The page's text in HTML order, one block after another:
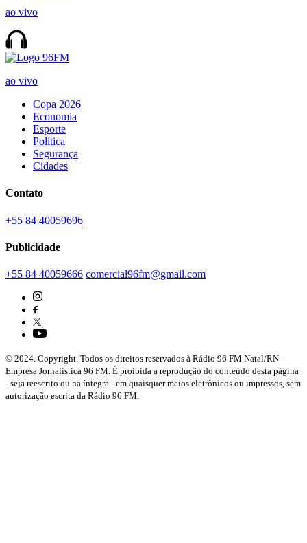
ao vivo
ao vivo
Copa 2026
Economia
Esporte
Política
Segurança
Cidades
Contato
+55 84 40059696
Publicidade
+55 84 40059666 comercial96fm@gmail.com
© 2024. Copyright. Todos os direitos reservados à Rádio 96 FM Natal/RN -
Empresa Jornalística 96 FM. É proibida a reprodução do conteúdo desta página
- seja reescrito ou na íntegra - em quaisquer meios eletrônicos ou impressos, sem
autorização escrita da Rádio 96 FM.